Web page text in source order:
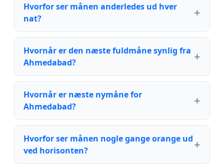
Hvorfor ser månen anderledes ud hver
nat?
Hvornår er den næste fuldmåne synlig fra
Ahmedabad?
Hvornår er næste nymåne for
Ahmedabad?
Hvorfor ser månen nogle gange orange ud
ved horisonten?